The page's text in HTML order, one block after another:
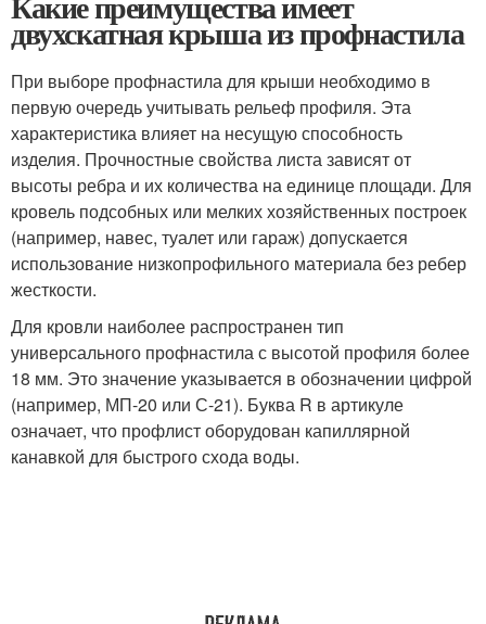
двухскатная крыша из профнастила
При выборе профнастила для крыши необходимо в
первую очередь учитывать рельеф профиля. Эта
характеристика влияет на несущую способность
изделия. Прочностные свойства листа зависят от
высоты ребра и их количества на единице площади. Для
кровель подсобных или мелких хозяйственных построек
(например, навес, туалет или гараж) допускается
использование низкопрофильного материала без ребер
жесткости.
Для кровли наиболее распространен тип
универсального профнастила с высотой профиля более
18 мм. Это значение указывается в обозначении цифрой
(например, МП-20 или С-21). Буква R в артикуле
означает, что профлист оборудован капиллярной
канавкой для быстрого схода воды.